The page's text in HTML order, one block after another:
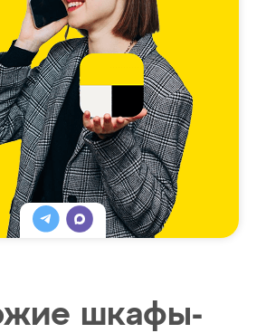
шкафы-